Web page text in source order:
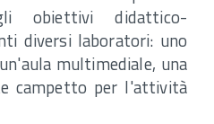
obiettivi didattico-
diversi laboratori: uno
multimediale, una
campetto per l'attività